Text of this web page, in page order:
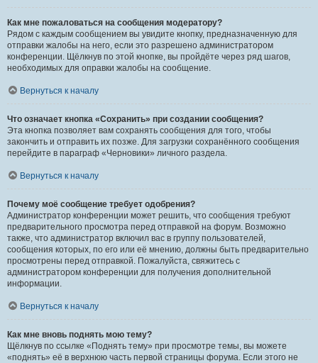
Как мне пожаловаться на сообщения модератору?
Рядом с каждым сообщением вы увидите кнопку, предназначенную для
отправки жалобы на него, если это разрешено администратором
конференции. Щёлкнув по этой кнопке, вы пройдёте через ряд шагов,
необходимых для оправки жалобы на сообщение.
Вернуться к началу
Что означает кнопка «Сохранить» при создании сообщения?
Эта кнопка позволяет вам сохранять сообщения для того, чтобы
закончить и отправить их позже. Для загрузки сохранённого сообщения
перейдите в параграф «Черновики» личного раздела.
Вернуться к началу
Почему моё сообщение требует одобрения?
Администратор конференции может решить, что сообщения требуют
предварительного просмотра перед отправкой на форум. Возможно
также, что администратор включил вас в группу пользователей,
сообщения которых, по его или её мнению, должны быть предварительно
просмотрены перед отправкой. Пожалуйста, свяжитесь с
администратором конференции для получения дополнительной
информации.
Вернуться к началу
Как мне вновь поднять мою тему?
Щёлкнув по ссылке «Поднять тему» при просмотре темы, вы можете
«поднять» её в верхнюю часть первой страницы форума. Если этого не